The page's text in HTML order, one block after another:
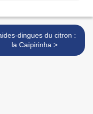
dingues du citron :
la Caïpirinha >